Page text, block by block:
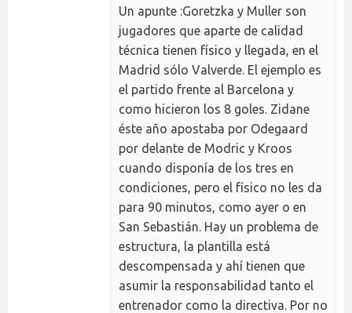
Un apunte :Goretzka y Muller son
jugadores que aparte de calidad
técnica tienen físico y llegada, en el
Madrid sólo Valverde. El ejemplo es
el partido frente al Barcelona y
como hicieron los 8 goles. Zidane
éste año apostaba por Odegaard
por delante de Modric y Kroos
cuando disponía de los tres en
condiciones, pero el físico no les da
para 90 minutos, como ayer o en
San Sebastián. Hay un problema de
estructura, la plantilla está
descompensada y ahí tienen que
asumir la responsabilidad tanto el
entrenador como la directiva. Por no